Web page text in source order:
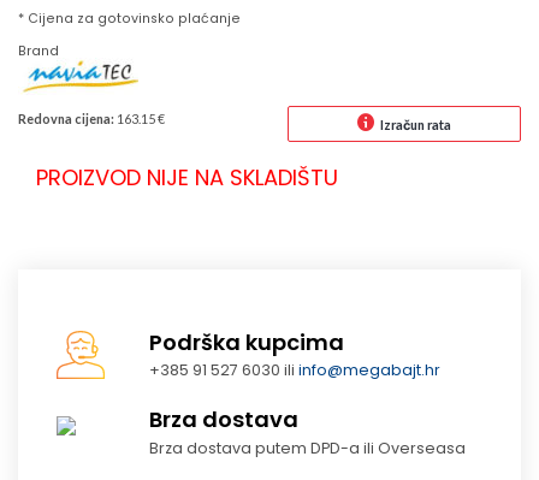
* Cijena za gotovinsko plaćanje
Brand
Redovna cijena: 163.15 € Izračun rata
PROIZVOD NIJE NA SKLADIŠTU
Podrška kupcima
+385 91 527 6030 iliinfo@megabajt.hr
Brza dostava
Brza dostava putem DPD-a ili Overseasa